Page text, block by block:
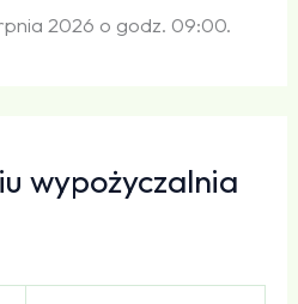
2026 o godz. 09:00.
wypożyczalnia